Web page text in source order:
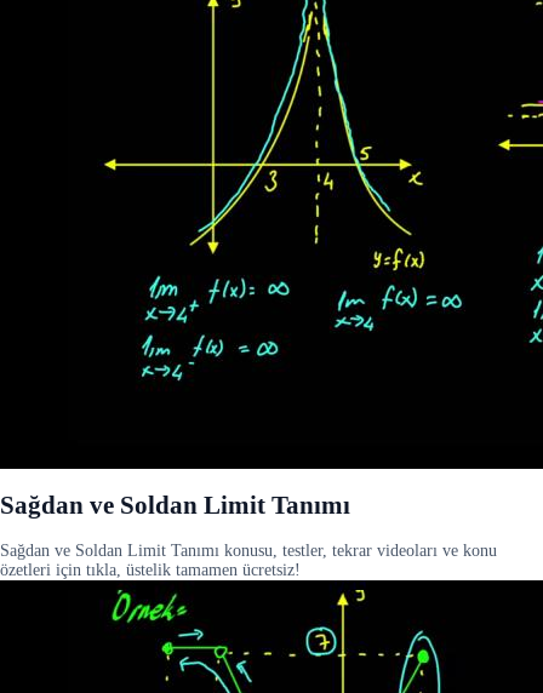
Sağdan ve Soldan Limit Tanımı
Sağdan ve Soldan Limit Tanımı konusu, testler, tekrar videoları ve konu
özetleri için tıkla, üstelik tamamen ücretsiz!